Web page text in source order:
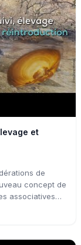
et
de
concept de
associatives